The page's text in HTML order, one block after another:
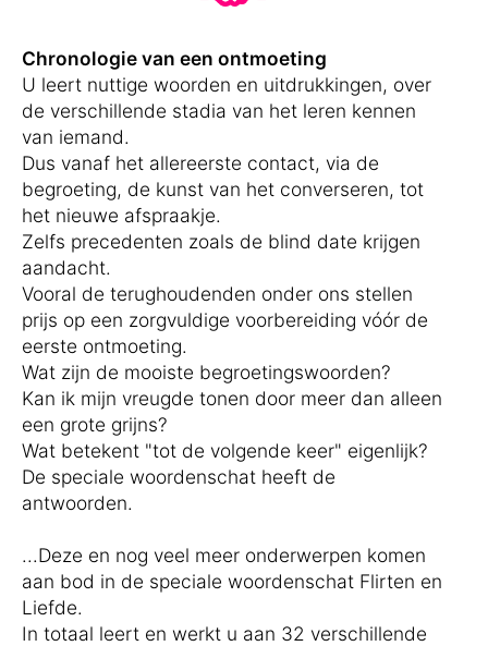
Chronologie van een ontmoeting
U leert nuttige woorden en uitdrukkingen, over
de verschillende stadia van het leren kennen
van iemand.
Dus vanaf het allereerste contact, via de
begroeting, de kunst van het converseren, tot
het nieuwe afspraakje.
Zelfs precedenten zoals de blind date krijgen
aandacht.
Vooral de terughoudenden onder ons stellen
prijs op een zorgvuldige voorbereiding vóór de
eerste ontmoeting.
Wat zijn de mooiste begroetingswoorden?
Kan ik mijn vreugde tonen door meer dan alleen
een grote grijns?
Wat betekent "tot de volgende keer" eigenlijk?
De speciale woordenschat heeft de
antwoorden.
...Deze en nog veel meer onderwerpen komen
aan bod in de speciale woordenschat Flirten en
Liefde.
In totaal leert en werkt u aan 32 verschillende